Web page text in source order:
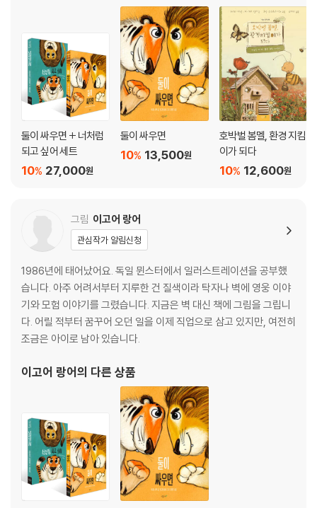
둘이 싸우면 + 너처럼
되고 싶어 세트
27,000원
10%
둘이 싸우면
13,500원
10%
호박벌 봄멜, 환경 지킴
이가 되다
12,600원
10%
그림 이고어 랑어
관심작가 알림신청
1986년에 태어났어요. 독일 뮌스터에서 일러스트레이션을 공부했
습니다. 아주 어려서부터 지루한 건 질색이라 탁자나 벽에 영웅 이야
기와 모험 이야기를 그렸습니다. 지금은 벽 대신 책에 그림을 그립니
다. 어릴 적부터 꿈꾸어 오던 일을 이제 직업으로 삼고 있지만, 여전히
조금은 아이로 남아 있습니다.
이고어 랑어의 다른 상품